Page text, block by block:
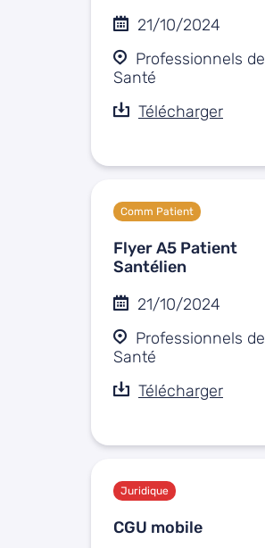
21/10/2024
Professionnels de
Santé
Télécharger
Comm Patient
Flyer A5 Patient
Santélien
21/10/2024
Professionnels de
Santé
Télécharger
Juridique
CGU mobile